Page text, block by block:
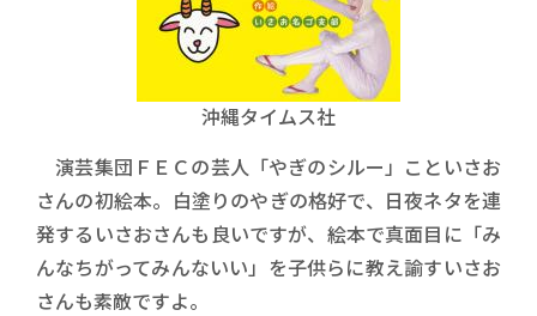
沖縄タイムス社
演芸集団ＦＥＣの芸人「やぎのシルー」こといさお
さんの初絵本。白塗りのやぎの格好で、日夜ネタを連
発するいさおさんも良いですが、絵本で真面目に「み
んなちがってみんないい」を子供らに教え諭すいさお
さんも素敵ですよ。